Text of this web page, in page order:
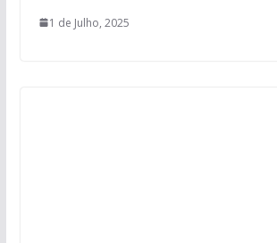
1 de Julho, 2025